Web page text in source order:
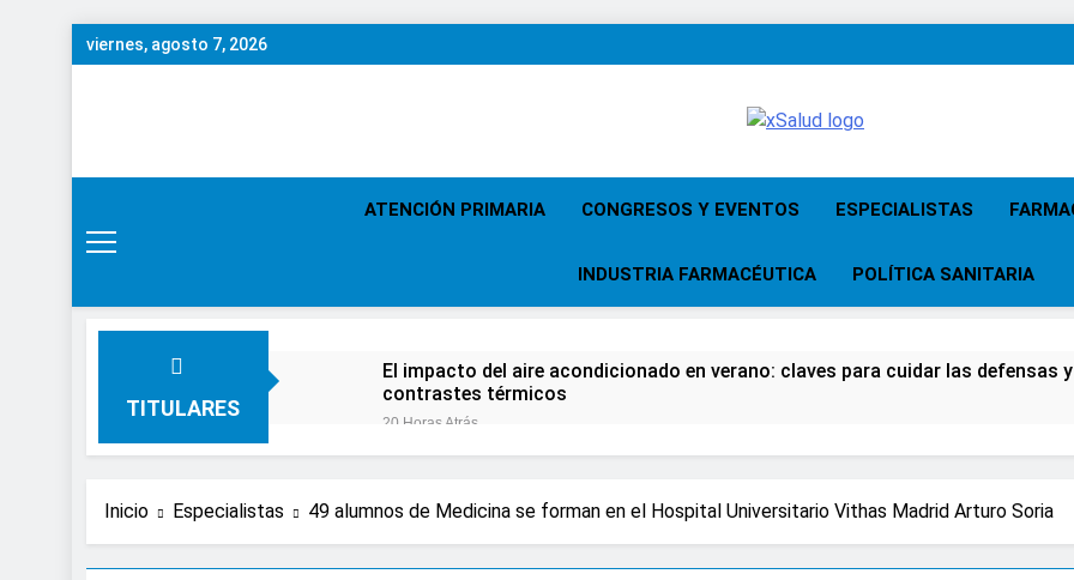
Saltar
al
viernes, agosto 7, 2026
XSalud
ATENCIÓN PRIMARIA CONGRESOS Y EVENTOS ESPECIALISTAS
INDUSTRIA FARMACÉUTICA POLÍTICA SANITARIA
TITULARES
El impacto del aire acondicionado en verano: claves para cuidar las
contrastes térmicos
20 Horas Atrás
Expertos de Miranza advierten de que mirar el eclipse solar sin protección
Inicio Especialistas 49 alumnos de Medicina se forman en el Hospital Universitario Vithas Madrid Arturo Soria